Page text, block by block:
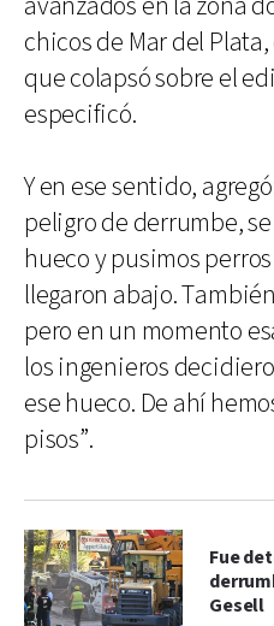
chicos de Mar del
que colapsó sobre el
especificó.
Y en ese sentido,
peligro de derrumbe,
hueco y pusimos
llegaron abajo.
pero en un momento
los ingenieros
ese hueco. De ahí
pisos”.
Fue
Gesell